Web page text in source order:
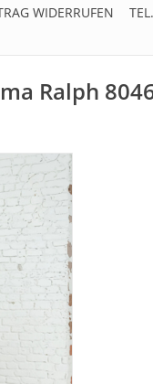
WIDERRUFEN
Ralph